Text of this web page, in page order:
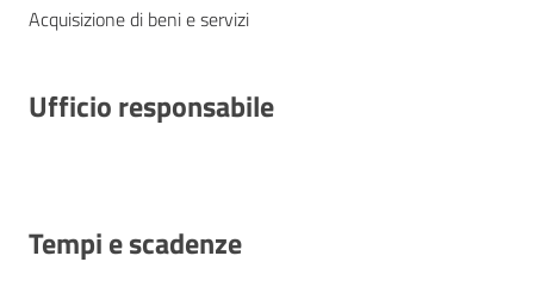
Acquisizione di beni e servizi
Ufficio responsabile
Tempi e scadenze